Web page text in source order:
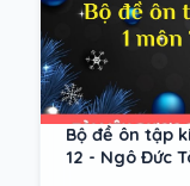
Bộ đề ôn tập
12 - Ngô Đức